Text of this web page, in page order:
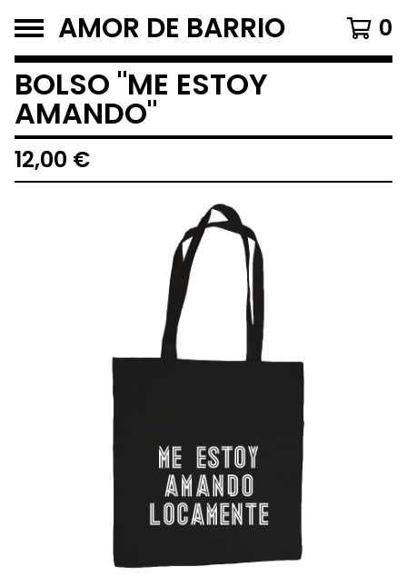
AMOR DE BARRIO 0
BOLSO "ME ESTOY
AMANDO"
12,00 €